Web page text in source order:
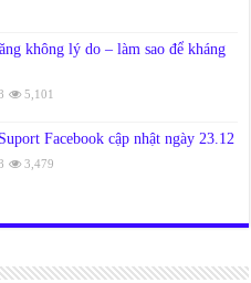
không lý do – làm sao để kháng
5,101
Facebook cập nhật ngày 23.12
3,479